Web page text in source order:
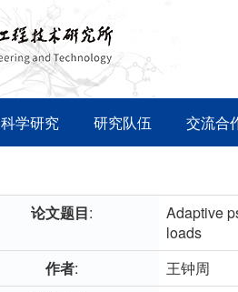
科学研究 研究队伍 交流合
论文题目:
Adaptive
loads
作者:
王钟周